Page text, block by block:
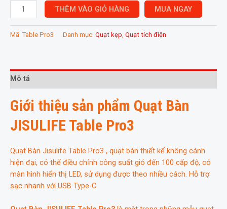
Quạt
Bàn
JISULIFE
lượng
THÊM VÀO GIỎ HÀNG MUA NGAY
Mã:Table Pro3 Danh mục: Quạt kẹp Quạt tích điện
Mô tả
Giới thiệu sản phẩm Quạt Bàn
JISULIFE Table Pro3
Quạt Bàn Jisulife Table Pro3 , quạt bàn thiết kế không cánh
hiện đại, có thể điều chỉnh công suất gió đến 100 cấp độ, có
màn hình hiển thị LED, sử dụng được theo nhiều cách. Hỗ trợ
sạc nhanh với USB Type-C.